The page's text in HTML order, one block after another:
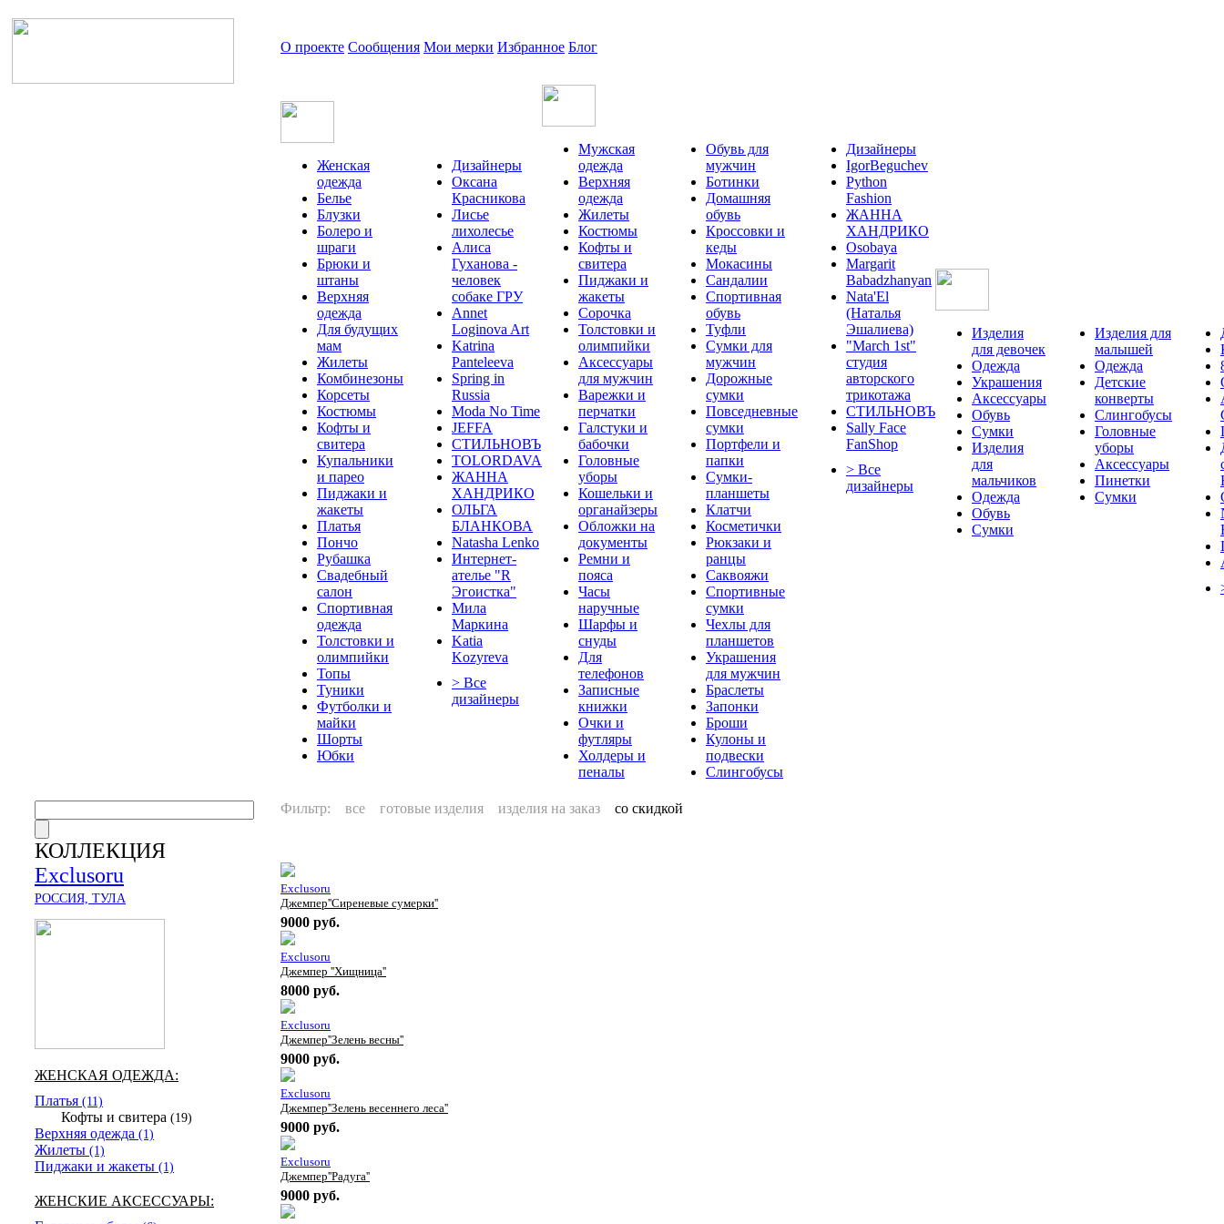
О проекте Сообщения Мои мерки Избранное Блог
Женская
одежда
Белье
Блузки
Болеро и
шраги
Брюки и
штаны
Верхняя
одежда
Для будущих
мам
Жилеты
Комбинезоны
Корсеты
Костюмы
Кофты и
свитера
Купальники
и парео
Пиджаки и
жакеты
Платья
Пончо
Рубашка
Свадебный
салон
Спортивная
одежда
Толстовки и
олимпийки
Топы
Туники
Футболки и
майки
Шорты
Юбки
Дизайнеры
Оксана
Красникова
Лисье
лихолесье
Алиса
Гуханова -
человек
собаке ГРУ
Annet
Loginova Art
Katrina
Panteleeva
Spring in
Russia
Moda No Time
JEFFA
СТИЛЬНОВЪ
TOLORDAVA
ЖАННА
ХАНДРИКО
ОЛЬГА
БЛАНКОВА
Natasha Lenko
Интернет-
ателье "R
Эгоистка"
Мила
Маркина
Katia
Kozyreva
> Все
дизайнеры
Мужская
одежда
Верхняя
одежда
Жилеты
Костюмы
Кофты и
свитера
Пиджаки и
жакеты
Сорочка
Толстовки и
олимпийки
Аксессуары
для мужчин
Варежки и
перчатки
Галстуки и
бабочки
Головные
уборы
Кошельки и
органайзеры
Обложки на
документы
Ремни и
пояса
Часы
наручные
Шарфы и
снуды
Для
телефонов
Записные
книжки
Очки и
футляры
Холдеры и
пеналы
Обувь для
мужчин
Ботинки
Домашняя
обувь
Кроссовки и
кеды
Мокасины
Сандалии
Спортивная
обувь
Туфли
Сумки для
мужчин
Дорожные
сумки
Повседневные
сумки
Портфели и
папки
Сумки-
планшеты
Клатчи
Косметички
Рюкзаки и
ранцы
Саквояжи
Спортивные
сумки
Чехлы для
планшетов
Украшения
для мужчин
Браслеты
Запонки
Броши
Кулоны и
подвески
Слингобусы
Дизайнеры
IgorBeguchev
Python
Fashion
ЖАННА
ХАНДРИКО
Osobaya
Margarit
Babadzhanyan
Nata'El
(Наталья
Эшалиева)
"March 1st"
студия
авторского
трикотажа
СТИЛЬНОВЪ
Sally Face
FanShop
> Все
дизайнеры
Изделия
для девочек
Одежда
Украшения
Аксессуары
Обувь
Сумки
Изделия
для
мальчиков
Одежда
Обувь
Сумки
Изделия для
малышей
Одежда
Детские
конверты
Слингобусы
Головные
уборы
Аксессуары
Пинетки
Сумки
КОЛЛЕКЦИЯ
Exclusoru
РОССИЯ, ТУЛА
ЖЕНСКАЯ ОДЕЖДА:
Платья (11)
Кофты и свитера (19)
Верхняя одежда (1)
Жилеты (1)
Пиджаки и жакеты (1)
ЖЕНСКИЕ АКСЕССУАРЫ:
Фильтр: все готовые изделия изделия на заказ со скидкой
Exclusoru
Джемпер''Сиреневые сумерки''
9000 руб.
Exclusoru
Джемпер ''Хищница''
8000 руб.
Exclusoru
Джемпер''Зелень весны''
9000 руб.
Exclusoru
Джемпер''Зелень весеннего леса''
9000 руб.
Exclusoru
Джемпер''Радуга''
9000 руб.